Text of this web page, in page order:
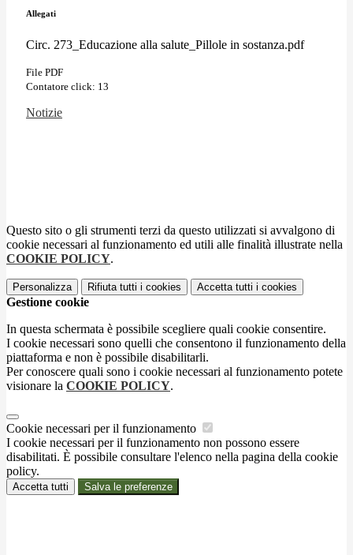
Allegati
Circ. 273_Educazione alla salute_Pillole in sostanza.pdf
File PDF
Contatore click: 13
Notizie
Questo sito o gli strumenti terzi da questo utilizzati si avvalgono di
cookie necessari al funzionamento ed utili alle finalità illustrate nella
COOKIE POLICY.
Personalizza Rifiuta tutti i cookies Accetta tutti i cookies
Gestione cookie
In questa schermata è possibile scegliere quali cookie consentire.
I cookie necessari sono quelli che consentono il funzionamento della
piattaforma e non è possibile disabilitarli.
Per conoscere quali sono i cookie necessari al funzionamento potete
visionare la COOKIE POLICY.
Cookie necessari per il funzionamento
I cookie necessari per il funzionamento non possono essere
disabilitati. È possibile consultare l'elenco nella pagina della cookie
policy.
Accetta tutti Salva le preferenze